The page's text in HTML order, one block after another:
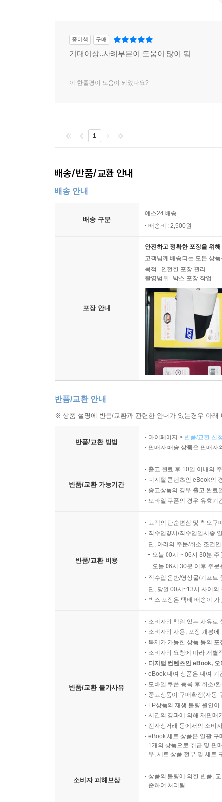
종이책 구매
기대이상..사례부분이 도움이 많이 됨
이 한줄평이 도움이 되었나요?
1
배송/반품/교환 안내
배송 안내
배송 구분
예스24 배송
배송비 : 2,500원
포장 안내
안전하고 정확한 포장을 위
고객님께 배송되는 모든 상
목적 : 안전한 포장 관리
촬영범위 : 박스 포장 작업
반품/교환 안내
※ 상품 설명에 반품/교환과 관련한 안내가 있는경우 아
반품/교환 방법
마이페이지 > 반품/교환 신
판매자 배송 상품은 판매자
반품/교환 가능기간
출고 완료 후 10일 이내의
디지털 콘텐츠인 eBook의
중고상품의 경우 출고 완료
모바일 쿠폰의 경우 유효기
반품/교환 비용
고객의 단순변심 및 착오구
직수입양서/직수입일서중
단, 아래의 주문/취소 조건
오늘 00시 ~ 06시 30분
오늘 06시 30분 이후 주
직수입 음반/영상물/기프트
단, 당일 00시~13시 사이의
박스 포장은 택배 배송이
반품/교환 불가사유
소비자의 책임 있는 사유로
소비자의 사용, 포장 개봉
복제가 가능한 상품 등의
소비자의 요청에 따라 개별
디지털 컨텐츠인 eBook,
eBook 대여 상품은 대여 기
모바일 쿠폰 등록 후 취소/
중고상품이 구매확정(자동
LP상품의 재생 불량 원인
시간의 경과에 의해 재판매
전자상거래 등에서의 소비
eBook 세트 상품은 일괄 구
1개의 상품으로 취급 및 판
우, 세트 상품 전부 및 세트
소비자 피해보상
상품의 불량에 의한 반품,
준하여 처리됨